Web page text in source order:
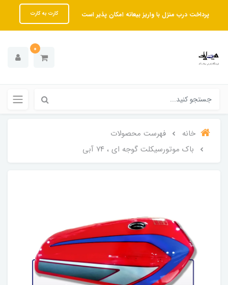
پرداخت درب منزل با واریز بیعانه امکان پذیر است کارت به کارت
0
خانه
فهرست محصولات
باک موتورسیکلت گوجه ای ، ۷۴ آبی